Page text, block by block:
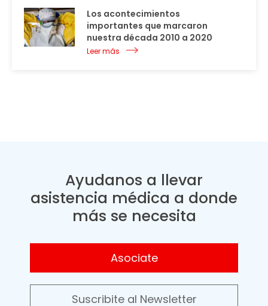
Los acontecimientos
importantes que marcaron
nuestra década 2010 a 2020
Leer más
Ayudanos a llevar
asistencia médica a donde
más se necesita
Asociate
Suscribite al Newsletter